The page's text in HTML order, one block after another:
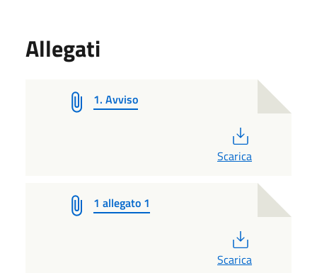
Allegati
1. Avviso
Scarica
1 allegato 1
Scarica